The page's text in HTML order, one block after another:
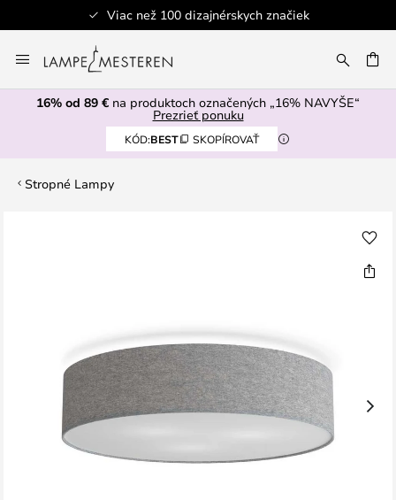
Viac než 100 dizajnérskych značiek
to
Content
16% od 89 € na produktoch označených „16% NAVYŠE“
Prezrieť ponuku
KÓD:BEST SKOPÍROVAŤ
Stropné Lampy